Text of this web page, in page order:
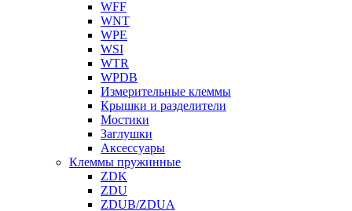
WFF
WNT
WPE
WSI
WTR
WPDB
Измерительные клеммы
Крышки и разделители
Мостики
Заглушки
Аксессуары
Клеммы пружинные
ZDK
ZDU
ZDUB/ZDUA